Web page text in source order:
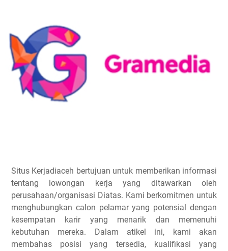
Situs Kerjadiaceh bertujuan untuk memberikan informasi
tentang lowongan kerja yang ditawarkan oleh
perusahaan/organisasi Diatas. Kami berkomitmen untuk
menghubungkan calon pelamar yang potensial dengan
kesempatan karir yang menarik dan memenuhi
kebutuhan mereka. Dalam atikel ini, kami akan
membahas posisi yang tersedia, kualifikasi yang